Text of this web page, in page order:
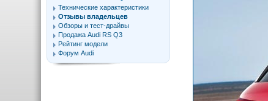
Технические характеристики
Отзывы владельцев
Обзоры и тест-драйвы
Продажа Audi RS Q3
Рейтинг модели
Форум Audi